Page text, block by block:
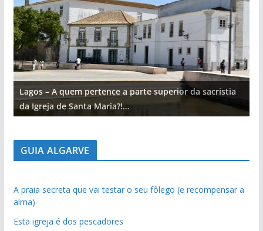
Lagos – A quem pertence a parte superior da sacristia
da Igreja de Santa Maria?!…
GUIA ALGARVE
A praia secreta que vai testar o seu fôlego (e recompensar a
alma)
Esta igreja é dos pescadores